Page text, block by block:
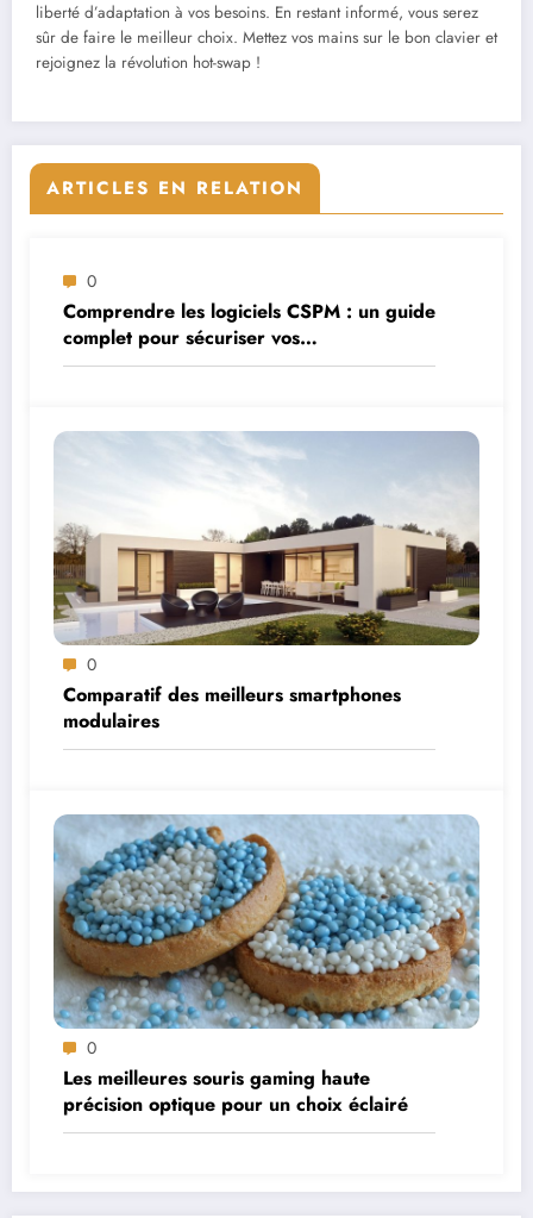
liberté d’adaptation à vos besoins. En restant informé, vous serez
sûr de faire le meilleur choix. Mettez vos mains sur le bon clavier et
rejoignez la révolution hot-swap !
ARTICLES EN RELATION
0
Comprendre les logiciels CSPM : un guide
complet pour sécuriser vos
environnements cloud
0
Comparatif des meilleurs smartphones
modulaires
0
Les meilleures souris gaming haute
précision optique pour un choix éclairé